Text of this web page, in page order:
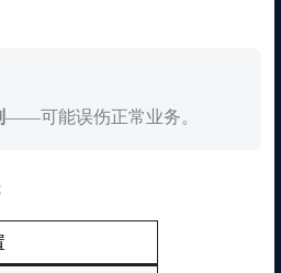
——可能误伤正常业务。